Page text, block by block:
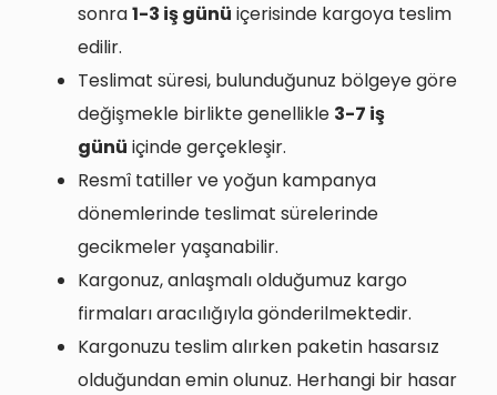
sonra1-3 iş günü içerisinde kargoya teslim
edilir.
Teslimat süresi, bulunduğunuz bölgeye göre
değişmekle birlikte genellikle 3-7 iş
günü içinde gerçekleşir.
Resmî tatiller ve yoğun kampanya
dönemlerinde teslimat sürelerinde
gecikmeler yaşanabilir.
Kargonuz, anlaşmalı olduğumuz kargo
firmaları aracılığıyla gönderilmektedir.
Kargonuzu teslim alırken paketin hasarsız
olduğundan emin olunuz. Herhangi bir hasar